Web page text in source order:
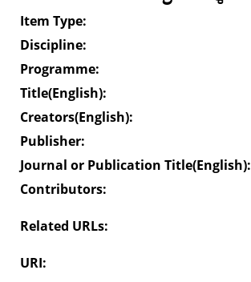
Item Type:
Discipline:
Programme:
Title(English):
Creators(English):
Publisher:
Journal or Publication Title(English):
Contributors:
Related URLs:
URI: